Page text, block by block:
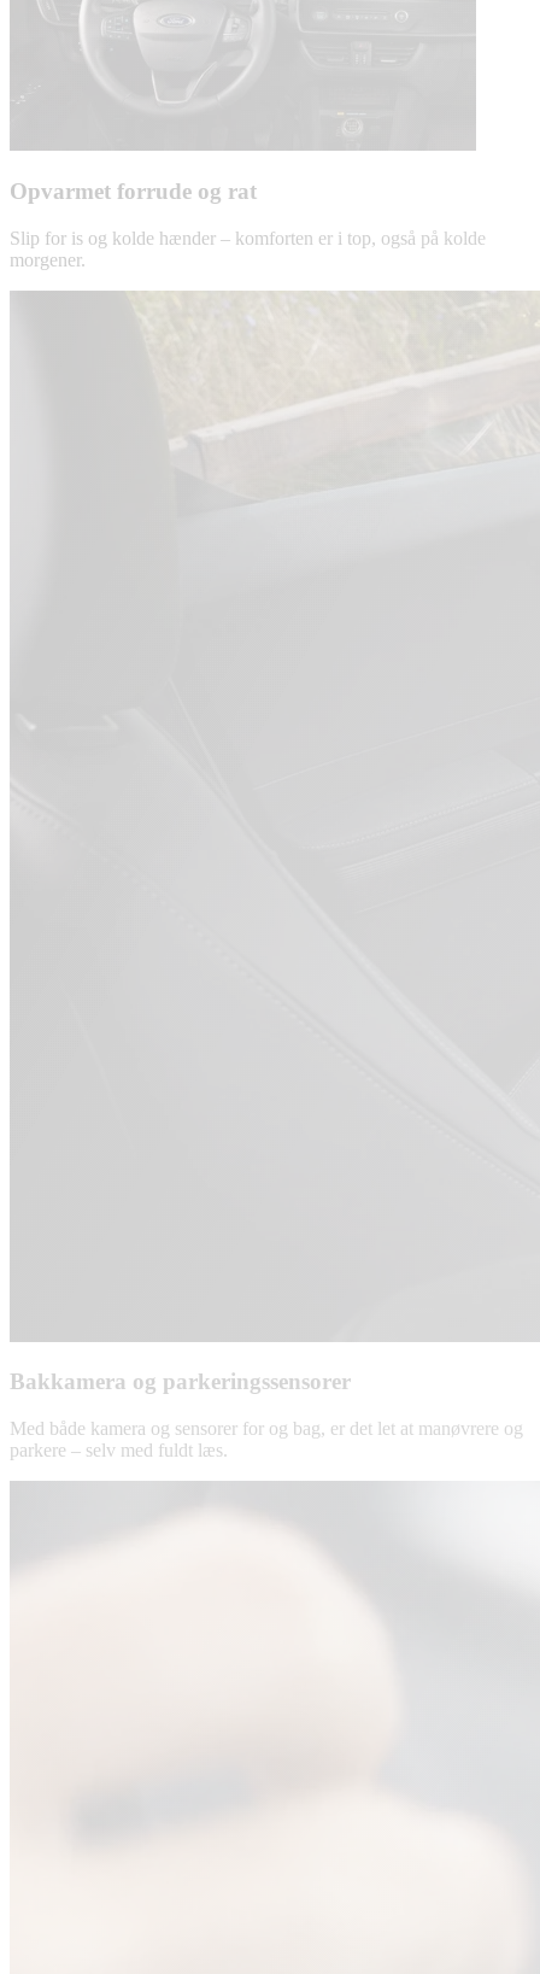
Opvarmet forrude og rat
Slip for is og kolde hænder – komforten er i top, også på kolde
morgener.
Bakkamera og parkeringssensorer
Med både kamera og sensorer for og bag, er det let at manøvrere og
parkere – selv med fuldt læs.